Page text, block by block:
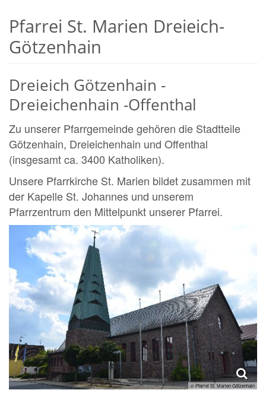
Pfarrei St. Marien Dreieich-
Götzenhain
Dreieich Götzenhain -
Dreieichenhain -Offenthal
Zu unserer Pfarrgemeinde gehören die Stadtteile
Götzenhain, Dreieichenhain und Offenthal
(insgesamt ca. 3400 Katholiken).
Unsere Pfarrkirche St. Marien bildet zusammen mit
der Kapelle St. Johannes und unserem
Pfarrzentrum den Mittelpunkt unserer Pfarrei.
© Pfarrei St. Marien Götzenhain